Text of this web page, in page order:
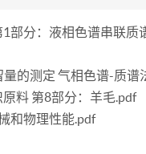
部分：液相色谱串联质
的测定 气相色谱-质谱
料 第8部分：羊毛.pdf
和物理性能.pdf